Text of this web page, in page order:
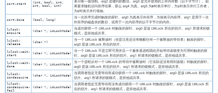
sort-start
(int, bool, int,
int, bool, int)
表示唯一值强制。arg2 是键列的数目。arg3 是允许使用的工作内存数（以千字节计）。如
果要求随机访问排序结果，那么 arg4 为真。arg5 为0时表示串行，为1时表示并行工作者，
为2时表示并行领袖。
sort-done (bool, long)
当一次排序完成时触发的探针。arg0 为真表示外排序，为假表示内排序。arg1 是用于一次
外排序的磁盘块的数目，或用于一次内排序的以千字节计的内存。
lwlock-
acquire
(char *, LWLockMode)
当成功获得一个 LWLock 时触发的探针。arg0 是该 LWLock 所在的切片。arg1 所请求的锁
模式，是排他或共享。
lwlock-
release
(char *)
当一个 LWLock 被释放时（但是注意还没有唤醒任何一个被释放的等待者）触发的探针。
arg0 是该 LWLock 所在的切片。
lwlock-wait-
start
(char *, LWLockMode)
当一个 LWLock 不是立即可用并且一个服务器进程因此开始等待该锁变为可用时触发的探
针。arg0 是该 LWLock 所在的切片。arg1 所请求的锁模式，是排他或共享。
lwlock-wait-
done
(char *, LWLockMode)
当一个进程从对一个 LWLock 的等待中被释放时（它实际还没有得到该锁）时触发的探针。
arg0 是该 LWLock 所在的切片。arg1 所请求的锁模式，是排他或共享。
lwlock-
condacquire
(char *, LWLockMode)
当调用者指定无需等待而成功获得一个 LWLock 时触发的探针。arg0 是该 LWLock 所在的
切片。arg1 所请求的锁模式，是排他或共享。
lwlock-
condacquire-
fail
(char *, LWLockMode)
当调用者指定无需等待而没有成功获得一个 LWLock 时触发的探针。arg0 是该 LWLock 所
在的切片。arg1 所请求的锁模式，是排他或共享。